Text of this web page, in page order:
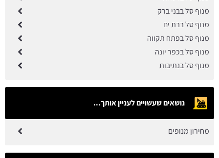
מנוף סל בבני ברק
מנוף סל בבת ים
מנוף סל בפתח תקווה
מנוף סל בכפר יונה
מנוף סל בנתיבות
נושאים שעשויים לעניין אותך...
מחירון מנופים